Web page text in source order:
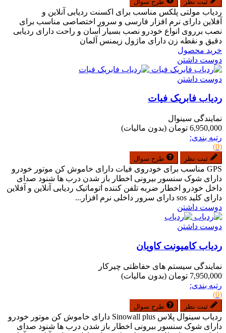
ثبت نظر طرح سوال
ردیاب مولتی پلکس مناسب برای اکسنت ردیابی آنلاین و
آفلاین دارای نرم افزار فارسی و سرور اختصاصی مناسب برای
نصب برروی انواع خودرو نصب بسیار آسان و راحت دارای ردیابی
دقیق و نقطه زن دارای ماژول زیمنس آلمان
خرید محصول
دوست داشتن
دوست داشتن
ردیاب فابریک فیات
نمایندگی سینوال
6,950,000 تومان
(بدون مالیات)
رتبه بندی:
(0)
ثبت نظر طرح سوال
GPS مناسب برای خودروی فیات دارای خاموش کن موتور خودرو
دارای شوک سنسور بیرونی اخطار باز شدن درب ها شنود صدای
داخل خودرو اخطار ضربه تلفن کننده اتوماتیک ردیابی آنلاین و آفلاین
دارای کلید sos دارای سرور داخلی نرم افزار...
دوست داشتن
دوست داشتن
ردیاب کامیونت کاویان
نمایندگی سیستم های حفاظتی چیرکار
7,950,000 تومان
(بدون مالیات)
رتبه بندی:
(0)
ثبت نظر طرح سوال
ردیاب سینوال پلاس Sinowall plus دارای خاموش کن موتور خودرو
دارای شوک سنسور بیرونی اخطار باز شدن درب ها شنود صدای